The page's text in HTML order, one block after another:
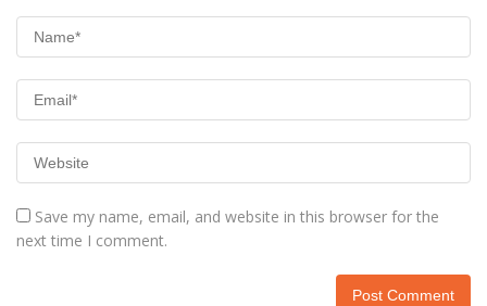
Save my name, email, and website in this browser for the
next time I comment.